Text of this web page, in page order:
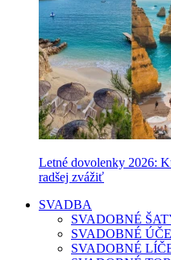
Letné dovolenky 2026:
radšej zvážiť
SVADBA
SVADOBNÉ
SVADOBNÉ
SVADOBNÉ